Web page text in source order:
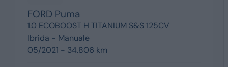
FORD Puma
1.0 ECOBOOST H TITANIUM S&S 125CV
Ibrida - Manuale
05/2021 - 34.806 km